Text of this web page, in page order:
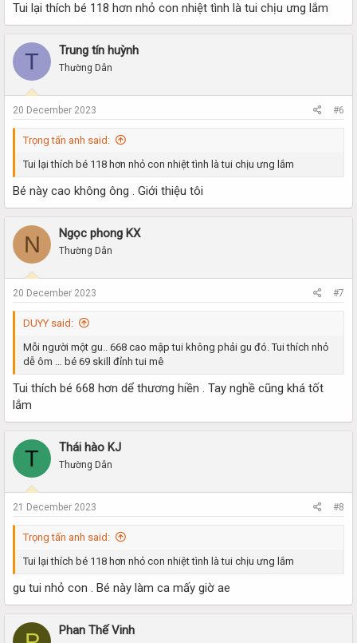
Tui lại thích bé 118 hơn nhỏ con nhiệt tình là tui chịu ưng lắm
T Trung tín huỳnh
Thường Dân
20 December 2023 #6
Trọng tấn anh said:
Tui lại thích bé 118 hơn nhỏ con nhiệt tình là tui chịu ưng lắm
Bé này cao không ông . Giới thiệu tôi
N Ngọc phong KX
Thường Dân
20 December 2023 #7
DUYY said:
Mỗi người một gu.. 668 cao mập tui không phải gu đó. Tui thích nhỏ
dễ ôm … bé 69 skill đỉnh tui mê
Tui thích bé 668 hơn dể thương hiền . Tay nghề cũng khá tốt
lắm
T Thái hào KJ
Thường Dân
21 December 2023 #8
Trọng tấn anh said:
Tui lại thích bé 118 hơn nhỏ con nhiệt tình là tui chịu ưng lắm
gu tui nhỏ con . Bé này làm ca mấy giờ ae
Phan Thế Vinh